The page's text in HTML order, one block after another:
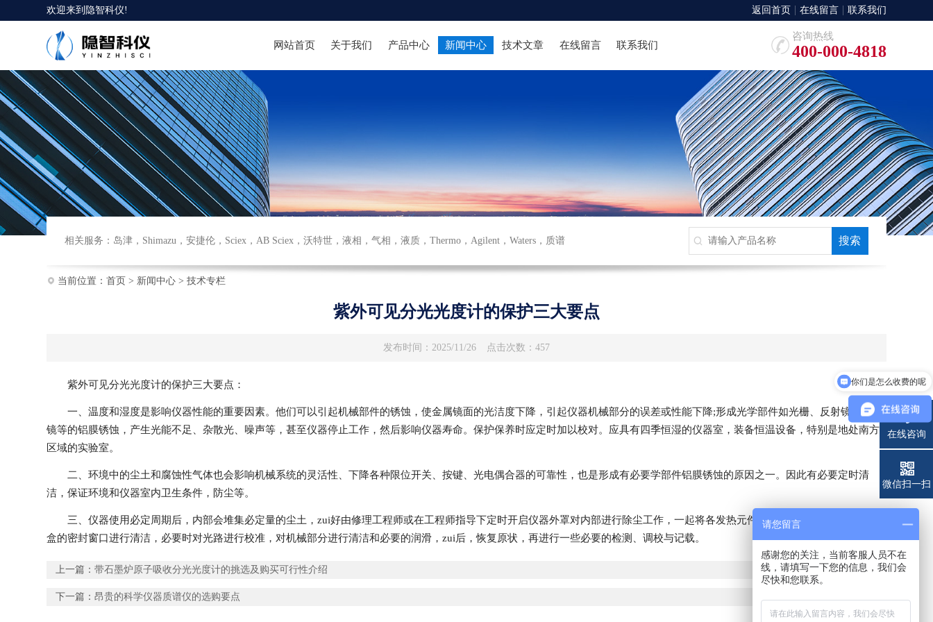
欢迎来到 隐智科仪! 返回首页 在线留言 联系我们
网站首页 关于我们 产品中心 新闻中心 技术文章 在线留言 联系我们
咨询热线
400-000-4818
相关服务： 岛津 ， Shimazu ，安捷伦 ， Sciex ，AB Sciex ，沃特世 ，液相 ，气相 ，液质 ，Thermo ，Agilent ，Waters ， 质谱
当前位置： 首页 > 新闻中心> 技术专栏
紫外可见分光光度计的保护三大要点
发布时间：2025/11/26 点击次数：457
紫外可见分光光度计的保护三大要点：
一、温度和湿度是影响仪器性能的重要因素。他们可以引起机械部件的锈蚀，使金属镜面的光洁度下降，引起仪器机械部分的误差或性能下降;形成光学部件如光栅、反射镜、聚集
镜等的铝膜锈蚀，产生光能不足、杂散光、噪声等，甚至仪器停止工作，然后影响仪器寿命。保护保养时应定时加以校对。应具有四季恒湿的仪器室，装备恒温设备，特别是地处南方
区域的实验室。
二、环境中的尘土和腐蚀性气体也会影响机械系统的灵活性、下降各种限位开关、按键、光电偶合器的可靠性，也是形成有必要学部件铝膜锈蚀的原因之一。因此有必要定时清
洁，保证环境和仪器室内卫生条件，防尘等。
三、仪器使用必定周期后，内部会堆集必定量的尘土，zui好由修理工程师或在工程师指导下定时开启仪器外罩对内部进行除尘工作，一起将各发热元件的散热器从头紧固，对光学
盒的密封窗口进行清洁，必要时对光路进行校准，对机械部分进行清洁和必要的润滑，zui后，恢复原状，再进行一些必要的检测、调校与记载。
上一篇：带石墨炉原子吸收分光光度计的挑选及购买可行性介绍
下一篇：昂贵的科学仪器质谱仪的选购要点
在线咨询
电话
微信扫一扫
你们是怎么收费的呢
现在有优惠活动吗
请您留言
感谢您的关注，当前客服人员不在
线，请填写一下您的信息，我们会
尽快和您联系。